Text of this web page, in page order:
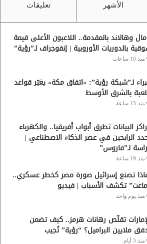
الأشهر تعليقات
وهالاند بالمقدمة.. اللاعبون الأعلى قيمة
بالدوريات الأوروبية | إنفوجراف لـ”رؤية”
منذ 10 ساعات
لـ”شبكة رؤية”: «اتفاق مكة» يغيّر قواعد
بالشرق الأوسط
منذ 13 ساعة
البيانات تطرق أبواب أفريقيا.. والكهرباء
الرابحين في عصر الذكاء الاصطناعي |
لـ”فاروس”
منذ 19 ساعة
تصنع إسرائيل صورة مصر كخطر عسكري..
تكشف الأسباب | فيديو
منذ يوم واحد
تقلّص رهانات هرمز.. كيف تضمن
ملايين البراميل؟ “رؤية” تُجيب
منذ 3 أيام